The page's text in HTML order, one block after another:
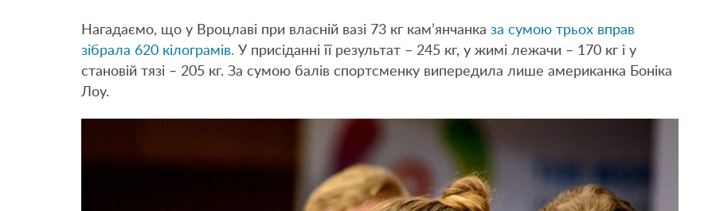
Нагадаємо, що у Вроцлаві при власній вазі 73 кг кам’янчанка за сумою трьох вправ
зібрала 620 кілограмів. У присіданні її результат – 245 кг, у жимі лежачи – 170 кг і у
становій тязі – 205 кг. За сумою балів спортсменку випередила лише американка Боніка
Лоу.